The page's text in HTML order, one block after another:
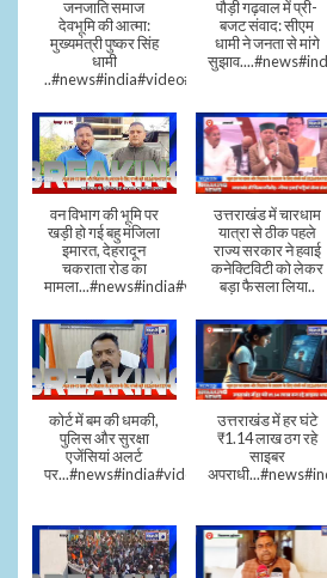
जनजाति समाज
देवभूमि की आत्मा:
मुख्यमंत्री पुष्कर सिंह
धामी
..#news#india#video#viral
पौड़ी गढ़वाल में प्री-
बजट संवाद: सीएम
धामी ने जनता से मांगे
वन विभाग की भूमि पर
खड़ी हो गई बहु मंजिला
इमारत, देहरादून
चकराता रोड का
मामला...#news#india#video
उत्तराखंड में चारधाम
यात्रा से ठीक पहले
राज्य सरकार ने हवाई
कनेक्टिविटी को लेकर
बड़ा फैसला लिया..
कोर्ट में बम की धमकी,
पुलिस और सुरक्षा
एजेंसियां अलर्ट
पर...#news#india#video#viral
उत्तराखंड में हर घंटे
₹1.14 लाख ठग रहे
साइबर